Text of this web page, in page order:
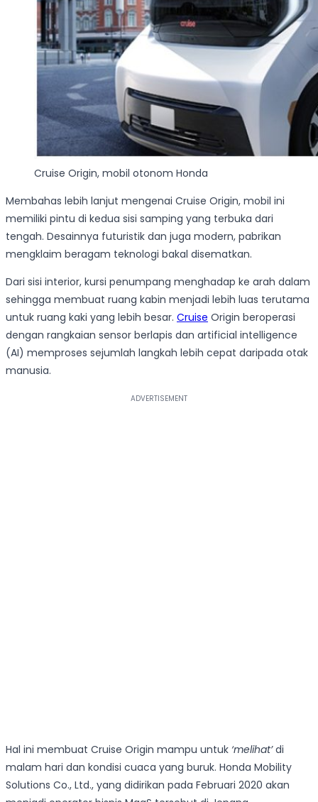
Cruise Origin, mobil otonom Honda
Membahas lebih lanjut mengenai Cruise Origin, mobil ini
memiliki pintu di kedua sisi samping yang terbuka dari
tengah. Desainnya futuristik dan juga modern, pabrikan
mengklaim beragam teknologi bakal disematkan.
Dari sisi interior, kursi penumpang menghadap ke arah dalam
sehingga membuat ruang kabin menjadi lebih luas terutama
untuk ruang kaki yang lebih besar. Cruise Origin beroperasi
dengan rangkaian sensor berlapis dan artificial intelligence
(AI) memproses sejumlah langkah lebih cepat daripada otak
manusia.
Hal ini membuat Cruise Origin mampu untuk ‘melihat’di
malam hari dan kondisi cuaca yang buruk. Honda Mobility
Solutions Co., Ltd., yang didirikan pada Februari 2020 akan